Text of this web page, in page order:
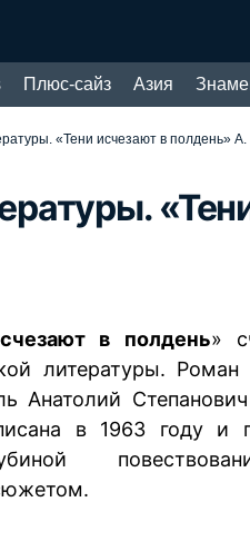
Плюс-сайз Азия
«Тени исчезают в полдень»
в полдень»
литературы. Роман
Анатолий
в 1963 году и